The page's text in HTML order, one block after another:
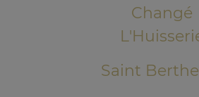
Changé
Saint